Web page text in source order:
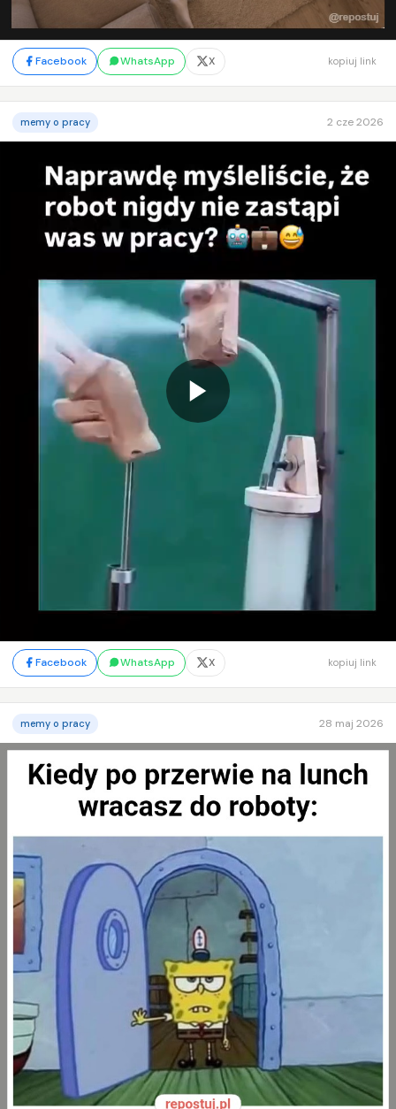
Facebook WhatsApp X kopiuj link
memy o pracy 2 cze 2026
Facebook WhatsApp X kopiuj link
memy o pracy 28 maj 2026